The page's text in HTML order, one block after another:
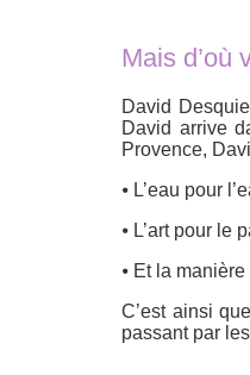
Mais d’où
David
David arrive
Provence,
⦁ L’eau pour
⦁ L’art pour le
⦁ Et la
C’est ainsi
passant par